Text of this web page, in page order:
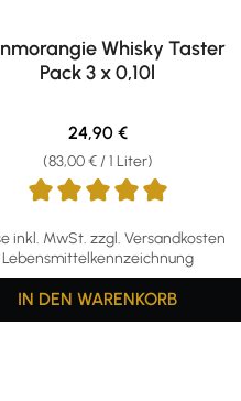
Whisky Taster
Pack 3 x 0,10l
inkl. MwSt. zzgl. Versandkosten
Lebensmittelkennzeichnung
(83,00 € / 1 Liter)
Regulärer Preis:
24,90 €
IN DEN WARENKORB